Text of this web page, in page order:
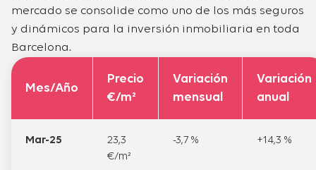
Mes/Año
Precio
€/m²
Variación
mensual
Variación
anual
Mar-25
23,3
€/m²
-3,7 % +14,3 %
mercado se consolide como uno de los más seguros
y dinámicos para la inversión inmobiliaria en toda
Barcelona.